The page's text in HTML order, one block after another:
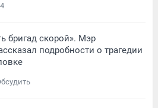
бригад скорой». Мэр
подробности о трагедии